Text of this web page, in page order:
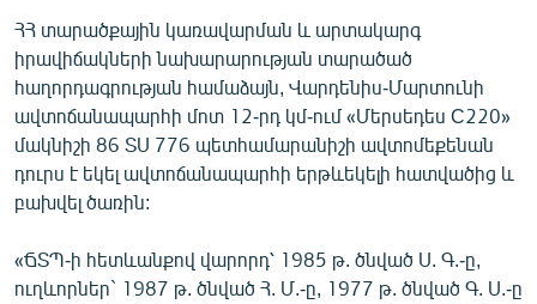
ՄԻՋԱԶԳԱՅԻՆ
ՄՇԱԿՈՒՅԹ
ՍՊՈՐՏ
ՄԵԿՆԱԲԱՆՈՒԹՅՈՒՆ
ՏՏ ԵՒ ԻՆՏԵՐՆԵՏ
ԱՐԽԻՎ
ՀՀ տարածքային կառավարման և արտակարգ
իրավիճակների նախարարության տարածած
հաղորդագրության համաձայն, Վարդենիս-Մարտունի
ավտոճանապարհի մոտ 12-րդ կմ-ում «Մերսեդես C220»
մակնիշի 86 ՏՍ 776 պետհամարանիշի ավտոմեքենան
դուրս է եկել ավտոճանապարհի երթևեկելի հատվածից և
բախվել ծառին:
«ՃՏՊ-ի հետևանքով վարորդ՝ 1985 թ. ծնված Ս. Գ.-ը,
ուղևորներ` 1987 թ. ծնված Հ. Մ.-ը, 1977 թ. ծնված Գ. Ս.-ը